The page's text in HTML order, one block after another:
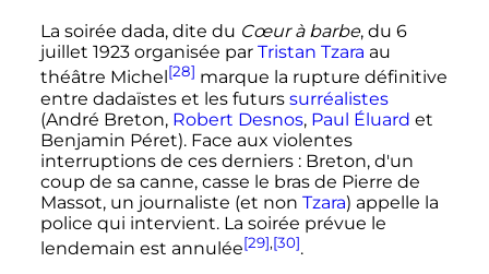
La soirée dada, dite du Cœur à barbe, du 6
juillet 1923 organisée par Tristan Tzara au
théâtre Michel [28] marque la rupture définitive
entre dadaïstes et les futurs surréalistes
(André Breton, Robert Desnos, Paul Éluard et
Benjamin Péret). Face aux violentes
interruptions de ces derniers : Breton, d'un
coup de sa canne, casse le bras de Pierre de
Massot, un journaliste (et non Tzara) appelle la
police qui intervient. La soirée prévue le
lendemain est annulée[29],[30].